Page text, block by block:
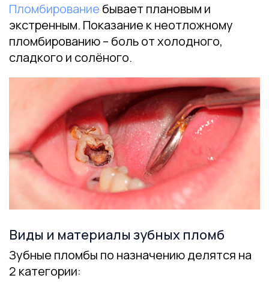
Пломбирование бывает плановым и
экстренным. Показание к неотложному
пломбированию – боль от холодного,
сладкого и солёного.
Виды и материалы зубных пломб
Зубные пломбы по назначению делятся на
2 категории: